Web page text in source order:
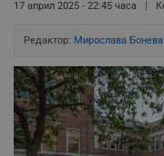
17 април 2025 - 22:45 часа
Редактор: Мирослава Бонева